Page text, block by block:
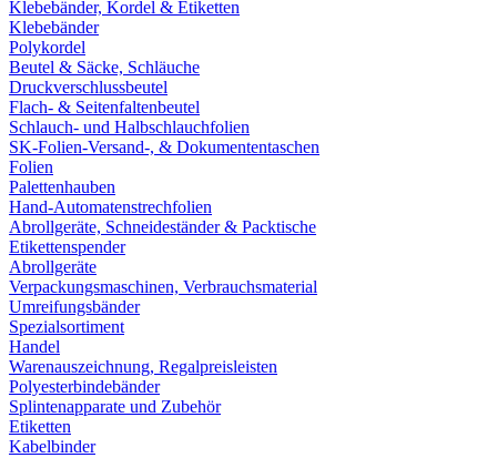
Klebebänder, Kordel & Etiketten
Klebebänder
Polykordel
Beutel & Säcke, Schläuche
Druckverschlussbeutel
Flach- & Seitenfaltenbeutel
Schlauch- und Halbschlauchfolien
SK-Folien-Versand-, & Dokumententaschen
Folien
Palettenhauben
Hand-Automatenstrechfolien
Abrollgeräte, Schneideständer & Packtische
Etikettenspender
Abrollgeräte
Verpackungsmaschinen, Verbrauchsmaterial
Umreifungsbänder
Spezialsortiment
Handel
Warenauszeichnung, Regalpreisleisten
Polyesterbindebänder
Splintenapparate und Zubehör
Etiketten
Kabelbinder